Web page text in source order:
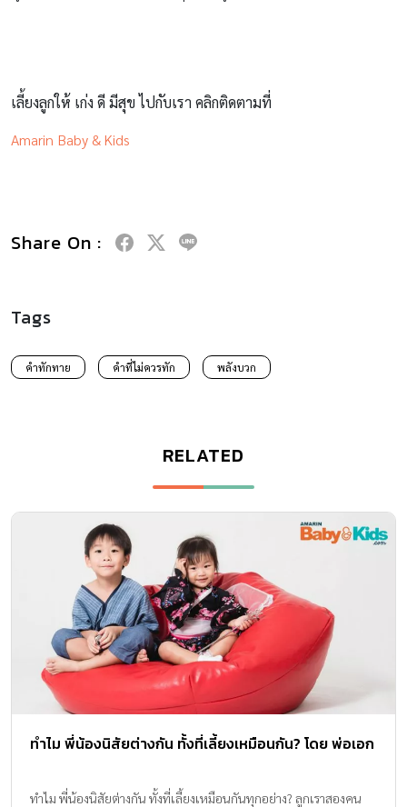
เลี้ยงลูกให้ เก่ง ดี มีสุข ไปกับเรา คลิกติดตามที่
Amarin Baby & Kids
Share On :
Tags
คำทักทาย คำที่ไม่ควรทัก พลังบวก
RELATED
ทำไม พี่น้องนิสัยต่างกัน ทั้งที่เลี้ยงเหมือนกัน? โดย พ่อเอก
ทำไม พี่น้องนิสัยต่างกัน ทั้งที่เลี้ยงเหมือนกันทุกอย่าง? ลูกเราสองคน